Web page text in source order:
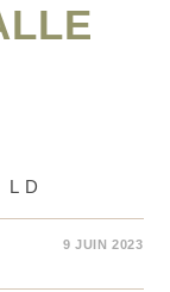
9 JUIN 2023